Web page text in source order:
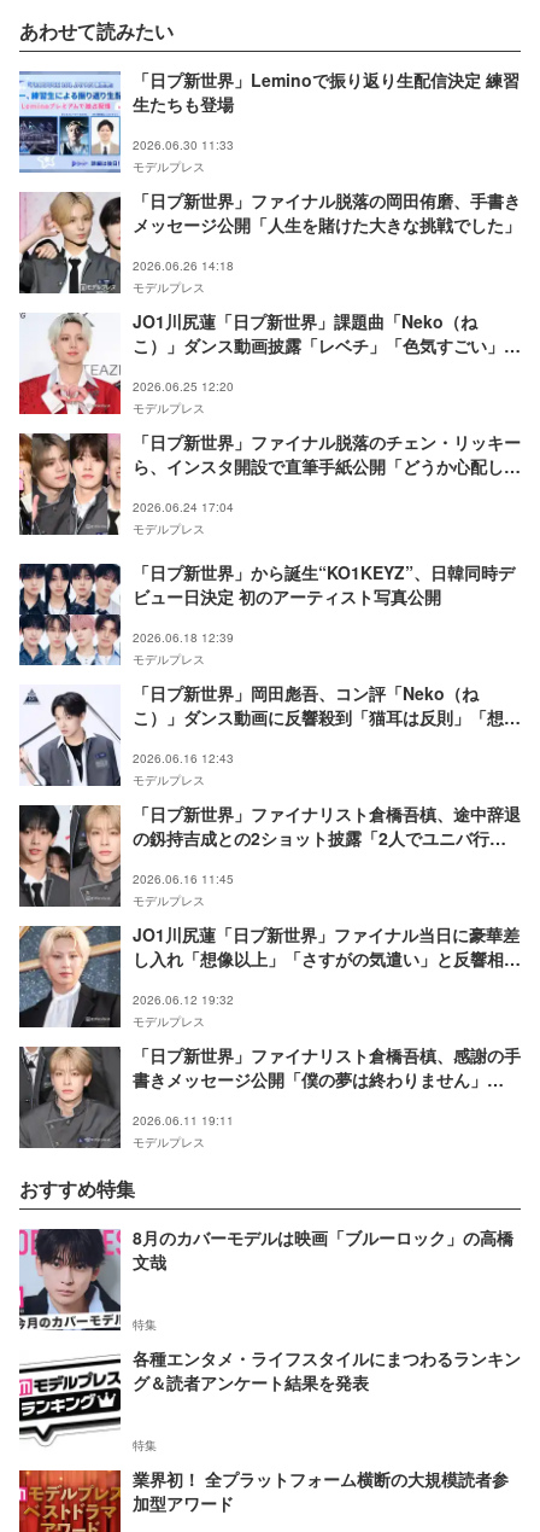
あわせて読みたい
「日プ新世界」Leminoで振り返り生配信決定 練習
生たちも登場
2026.06.30 11:33
モデルプレス
「日プ新世界」ファイナル脱落の岡田侑磨、手書き
メッセージ公開「人生を賭けた大きな挑戦でした」
2026.06.26 14:18
モデルプレス
JO1川尻蓮「日プ新世界」課題曲「Neko（ね
こ）」ダンス動画披露「レベチ」「色気すごい」と
2026.06.25 12:20
モデルプレス
「日プ新世界」ファイナル脱落のチェン・リッキー
ら、インスタ開設で直筆手紙公開「どうか心配しな
2026.06.24 17:04
モデルプレス
「日プ新世界」から誕生“KO1KEYZ”、日韓同時デ
ビュー日決定 初のアーティスト写真公開
2026.06.18 12:39
モデルプレス
「日プ新世界」岡田彪吾、コン評「Neko（ね
こ）」ダンス動画に反響殺到「猫耳は反則」「想像
2026.06.16 12:43
モデルプレス
「日プ新世界」ファイナリスト倉橋吾槙、途中辞退
の釼持吉成との2ショット披露「2人でユニバ行っ
2026.06.16 11:45
モデルプレス
JO1川尻蓮「日プ新世界」ファイナル当日に豪華差
し入れ「想像以上」「さすがの気遣い」と反響相次
2026.06.12 19:32
モデルプレス
「日プ新世界」ファイナリスト倉橋吾槙、感謝の手
書きメッセージ公開「僕の夢は終わりません」
2026.06.11 19:11
モデルプレス
おすすめ特集
8月のカバーモデルは映画「ブルーロック」の高橋
文哉
特集
各種エンタメ・ライフスタイルにまつわるランキン
グ＆読者アンケート結果を発表
特集
業界初！ 全プラットフォーム横断の大規模読者参
加型アワード